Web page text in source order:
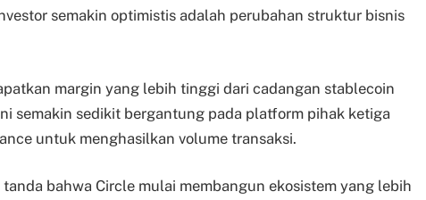
semakin optimistis adalah perubahan struktur bisnis
margin yang lebih tinggi dari cadangan stablecoin
semakin sedikit bergantung pada platform pihak ketiga
untuk menghasilkan volume transaksi.
bahwa Circle mulai membangun ekosistem yang lebih